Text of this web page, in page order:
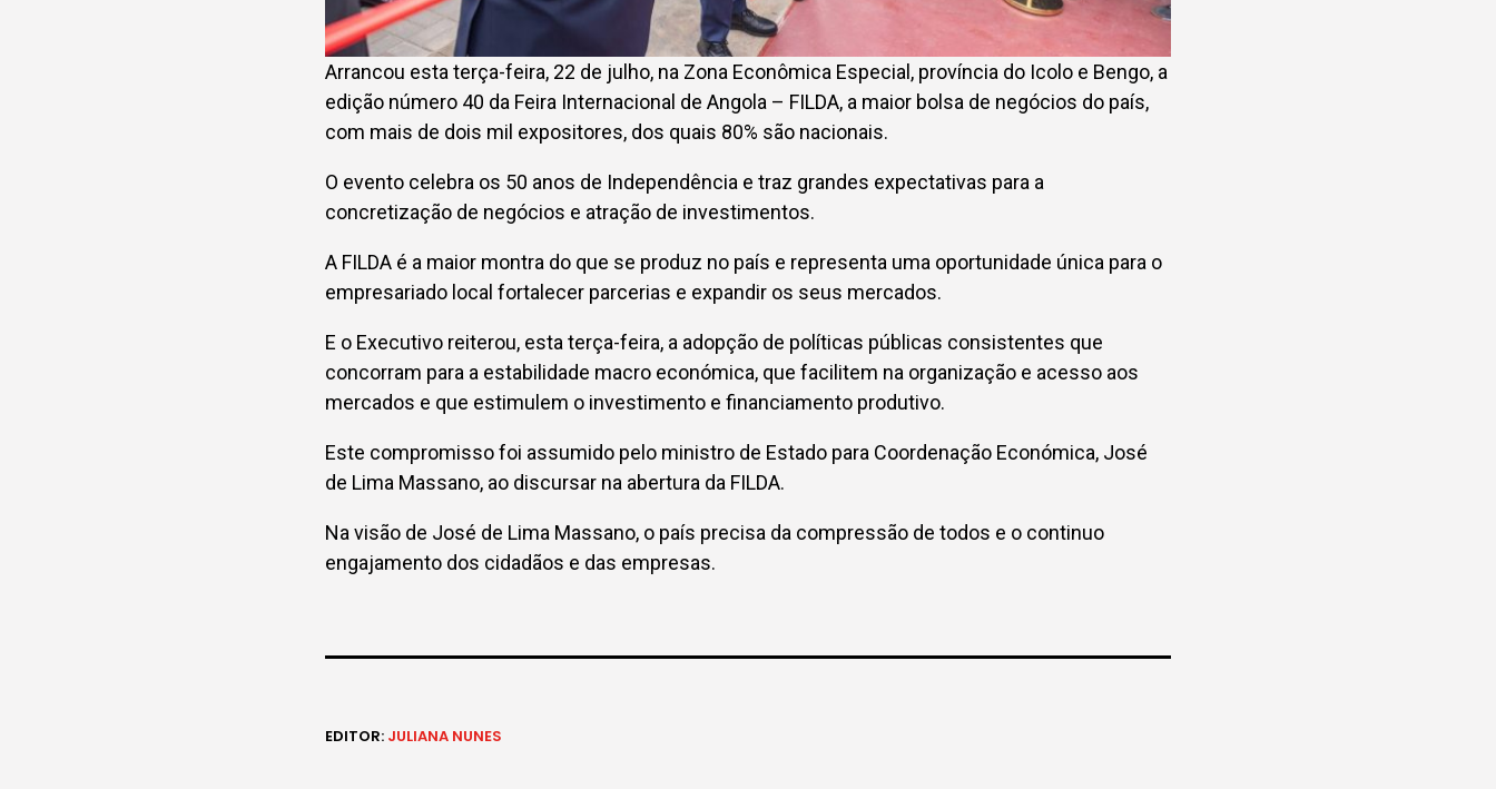
Arrancou esta terça-feira, 22 de julho, na Zona Econômica Especial, província do Icolo e Bengo, a
edição número 40 da Feira Internacional de Angola – FILDA, a maior bolsa de negócios do país,
com mais de dois mil expositores, dos quais 80% são nacionais.
O evento celebra os 50 anos de Independência e traz grandes expectativas para a
concretização de negócios e atração de investimentos.
A FILDA é a maior montra do que se produz no país e representa uma oportunidade única para o
empresariado local fortalecer parcerias e expandir os seus mercados.
E o Executivo reiterou, esta terça-feira, a adopção de políticas públicas consistentes que
concorram para a estabilidade macro económica, que facilitem na organização e acesso aos
mercados e que estimulem o investimento e financiamento produtivo.
Este compromisso foi assumido pelo ministro de Estado para Coordenação Económica, José
de Lima Massano, ao discursar na abertura da FILDA.
Na visão de José de Lima Massano, o país precisa da compressão de todos e o continuo
engajamento dos cidadãos e das empresas.
EDITOR: JULIANA NUNES